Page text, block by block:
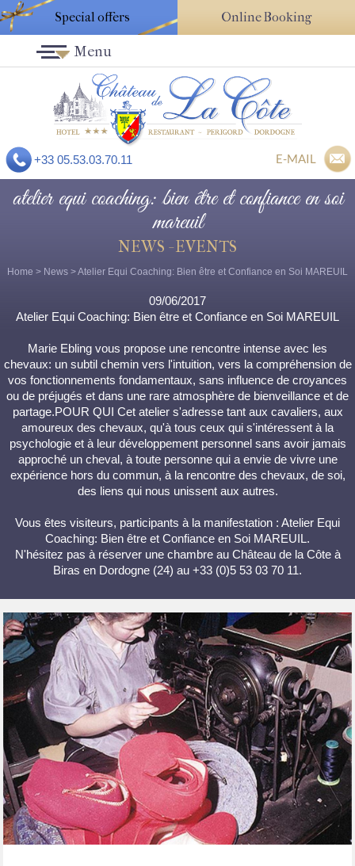
Special offers Online Booking
+33 05.53.03.70.11 E-MAIL
Menu
atelier equi coaching: bien être et confiance en soi
mareuil
NEWS - EVENTS
Home > News > Atelier Equi Coaching: Bien être et Confiance en Soi MAREUIL
09/06/2017
Atelier Equi Coaching: Bien être et Confiance en Soi MAREUIL
Marie Ebling vous propose une rencontre intense avec les
chevaux: un subtil chemin vers l'intuition, vers la compréhension de
vos fonctionnements fondamentaux, sans influence de croyances
ou de préjugés et dans une rare atmosphère de bienveillance et de
partage.POUR QUI Cet atelier s'adresse tant aux cavaliers, aux
amoureux des chevaux, qu'à tous ceux qui s'intéressent à la
psychologie et à leur développement personnel sans avoir jamais
approché un cheval, à toute personne qui a envie de vivre une
expérience hors du commun, à la rencontre des chevaux, de soi,
des liens qui nous unissent aux autres.
Vous êtes visiteurs, participants à la manifestation : Atelier Equi
Coaching: Bien être et Confiance en Soi MAREUIL.
N'hésitez pas à réserver une chambre au Château de la Côte à
Biras en Dordogne (24) au +33 (0)5 53 03 70 11.